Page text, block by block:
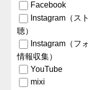
Facebook
Instagram（ス
聴）
Instagram（フ
情報収集）
YouTube
mixi